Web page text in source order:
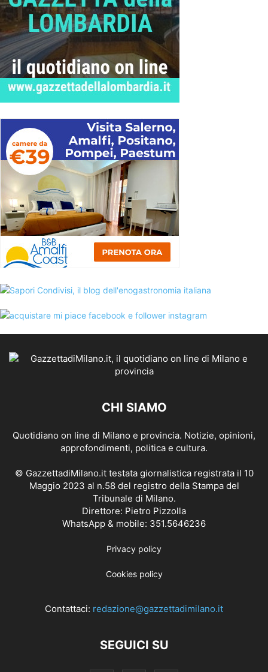
CHI SIAMO
Quotidiano on line di Milano e provincia. Notizie, opinioni,
approfondimenti, politica e cultura.
© GazzettadiMilano.it testata giornalistica registrata il 10
Maggio 2023 al n.58 del registro della Stampa del
Tribunale di Milano.
Direttore: Pietro Pizzolla
WhatsApp & mobile: 351.5646236
Privacy policy
Cookies policy
Contattaci: redazione@gazzettadimilano.it
SEGUICI SU